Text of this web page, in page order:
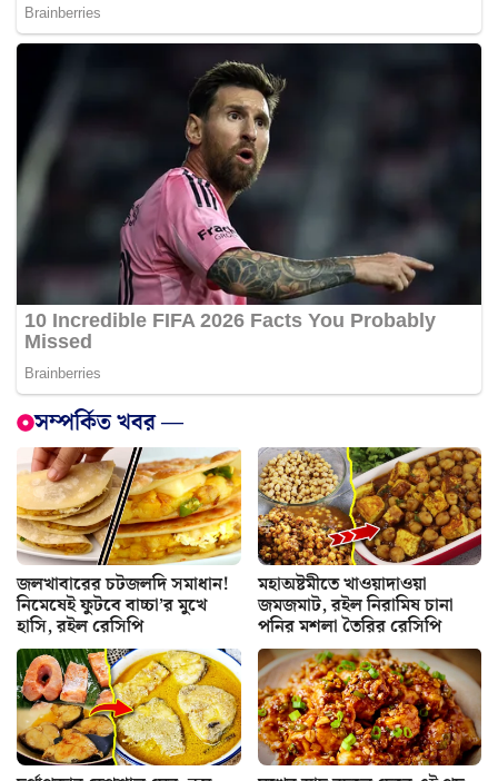
সম্পর্কিত খবর —
জলখাবারের চটজলদি সমাধান!
নিমেষেই ফুটবে বাচ্চা’র মুখে
হাসি, রইল রেসিপি
মহাঅষ্টমীতে খাওয়াদাওয়া
জমজমাট, রইল নিরামিষ চানা
পনির মশলা তৈরির রেসিপি